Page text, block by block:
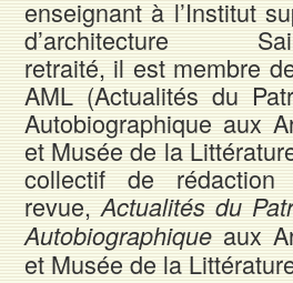
enseignant à l’Institut
d’architecture
retraité, il est membre
AML (Actualités du
Autobiographique aux
et Musée de la
collectif de
revue, Actualités du
Autobiographique aux
et Musée de la